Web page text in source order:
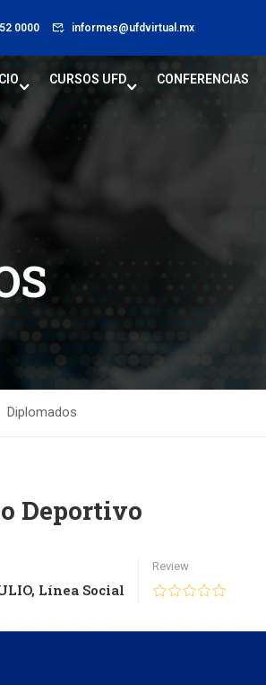
0000 informes@ufdvirtual.mx
CURSOS UFD CONFERENCIAS
Diplomados
Deportivo
, Línea Social
Review